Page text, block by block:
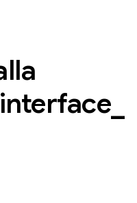
interface